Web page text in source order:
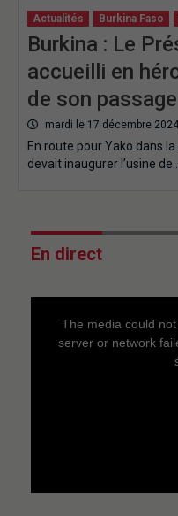
Actualités Burkina Faso
Burkina : Le
accueilli en
de son
mardi le 17 décembre 2024
En route pour Yako dans
devait inaugurer l’usine de…
En direct
The media could
server or network